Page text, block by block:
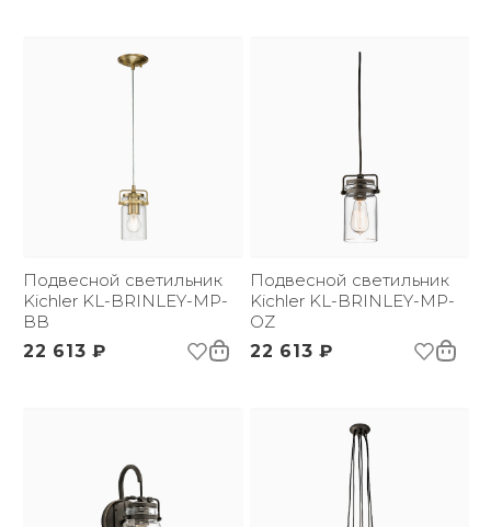
Подвесной светильник
Kichler KL-BRINLEY-MP-
BB
22 613 ₽
Подвесной светильник
Kichler KL-BRINLEY-MP-
OZ
22 613 ₽